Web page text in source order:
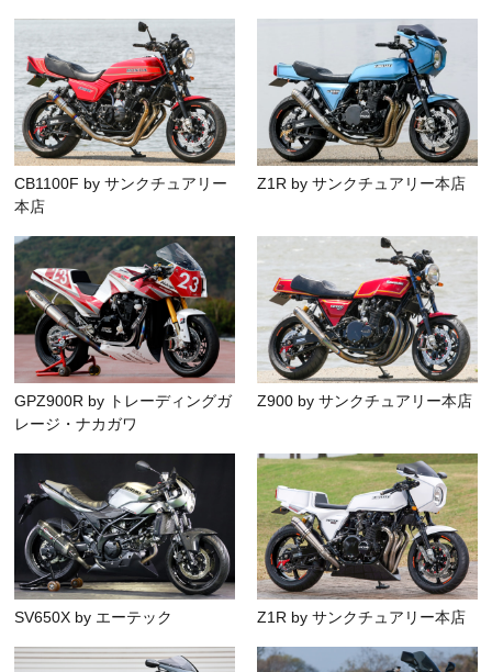
CB1100F by サンクチュアリー
本店
Z1R by サンクチュアリー本店
GPZ900R by トレーディングガ
レージ・ナカガワ
Z900 by サンクチュアリー本店
SV650X by エーテック Z1R by サンクチュアリー本店